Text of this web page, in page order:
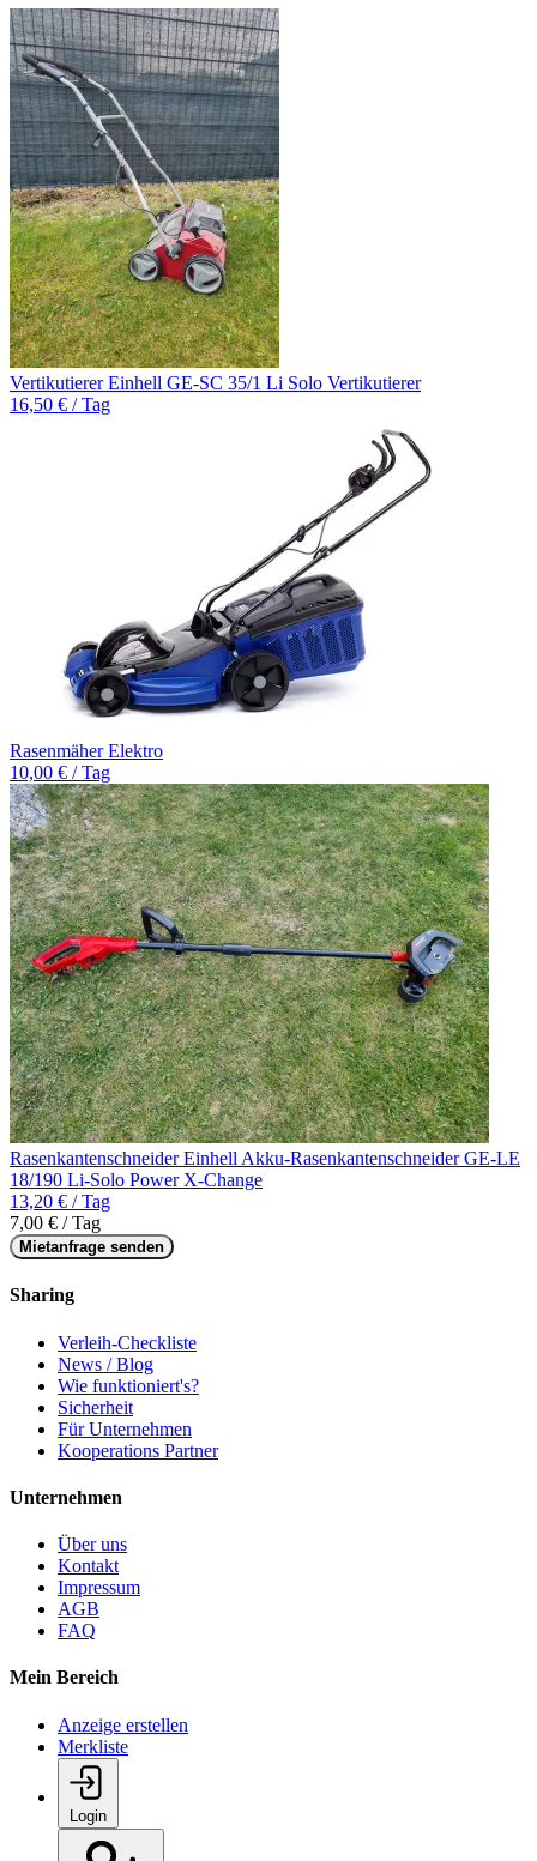
Vertikutierer Einhell GE-SC 35/1 Li Solo Vertikutierer
16,50 € / Tag
Rasenmäher Elektro
10,00 € / Tag
Rasenkantenschneider Einhell Akku-Rasenkantenschneider GE-LE
18/190 Li-Solo Power X-Change
13,20 € / Tag
7,00 € / Tag
Mietanfrage senden
Sharing
Verleih-Checkliste
News / Blog
Wie funktioniert's?
Sicherheit
Für Unternehmen
Kooperations Partner
Unternehmen
Über uns
Kontakt
Impressum
AGB
FAQ
Mein Bereich
Anzeige erstellen
Merkliste
Login